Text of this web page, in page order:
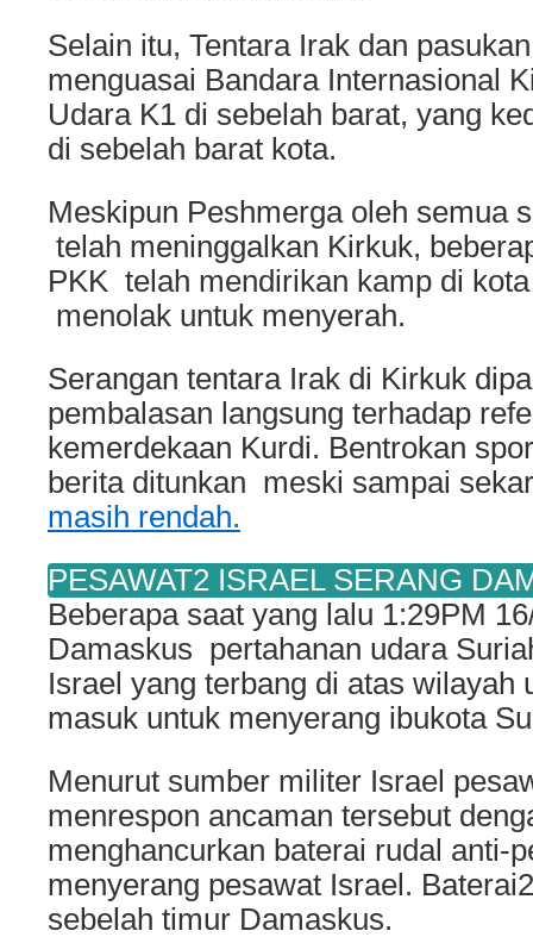
Selain itu, Tentara Irak dan
menguasai Bandara Internasional
Udara K1 di sebelah barat, yang
di sebelah barat kota.
Meskipun Peshmerga oleh semua
telah meninggalkan Kirkuk,
PKK telah mendirikan kamp di
menolak untuk menyerah.
Serangan tentara Irak di Kirkuk
pembalasan langsung terhadap
kemerdekaan Kurdi. Bentrokan
berita ditunkan meski sampai
masih rendah.
PESAWAT2 ISRAEL SERANG
Beberapa saat yang lalu 1:29PM
Damaskus pertahanan udara
Israel yang terbang di atas wilayah
masuk untuk menyerang ibukota
Menurut sumber militer Israel
menrespon ancaman tersebut
menghancurkan baterai rudal anti-
menyerang pesawat Israel.
sebelah timur Damaskus.